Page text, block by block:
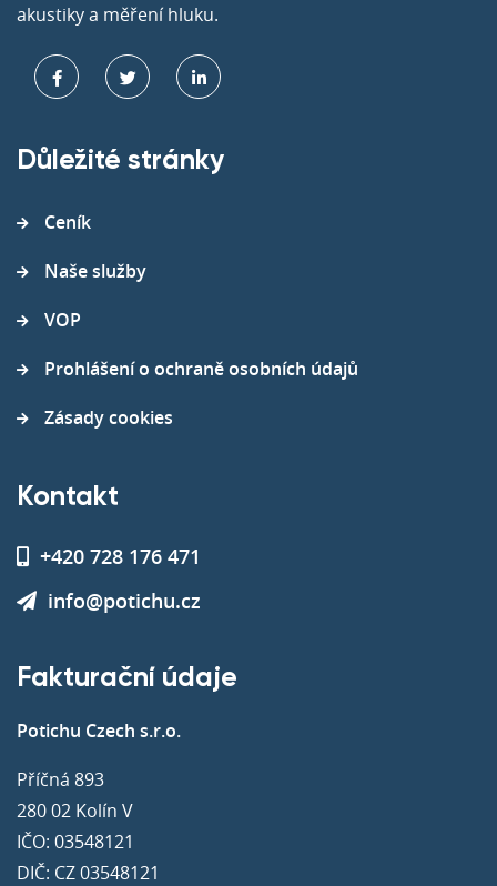
akustiky a měření hluku.
Důležité stránky
Ceník
Naše služby
VOP
Prohlášení o ochraně osobních údajů
Zásady cookies
Kontakt
+420 728 176 471
info@potichu.cz
Fakturační údaje
Potichu Czech s.r.o.
Příčná 893
280 02 Kolín V
IČO: 03548121
DIČ: CZ 03548121